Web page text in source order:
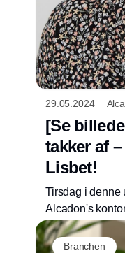
29.05.2024
[Se
takker af
Lisbet!
Tirsdag i denne
Alcadon's
Branchen